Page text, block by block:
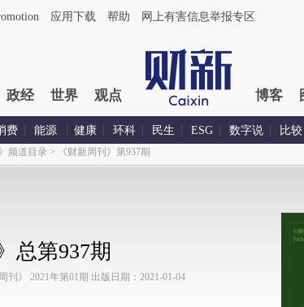
应用下载 帮助 网上有害信息举报专区
政经 世界 观点 博客
费 能源 健康 环科 民生 ESG 数字说 比较
频道目录> 《财新周刊》第937期
总第937期
刊》 2021年第01期 出版日期：2021-01-04